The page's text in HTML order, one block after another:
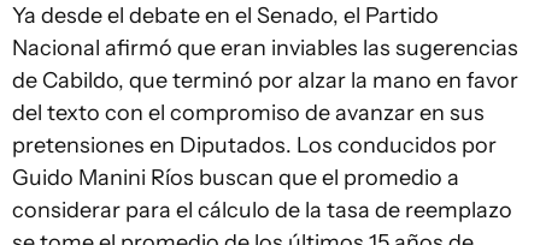
Ya desde el debate en el Senado, el Partido
Nacional afirmó que eran inviables las sugerencias
de Cabildo, que terminó por alzar la mano en favor
del texto con el compromiso de avanzar en sus
pretensiones en Diputados. Los conducidos por
Guido Manini Ríos buscan que el promedio a
considerar para el cálculo de la tasa de reemplazo